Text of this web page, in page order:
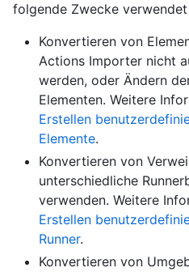
folgende Zwecke
Konvertieren von
Actions Importer nicht
werden, oder Ändern
Elementen. Weitere
Erstellen
Elemente.
Konvertieren von
unterschiedliche
verwenden. Weitere
Erstellen
Runner.
Konvertieren von